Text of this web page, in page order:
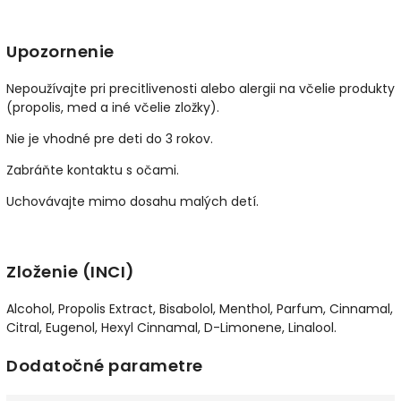
Upozornenie
Nepoužívajte pri precitlivenosti alebo alergii na včelie produkty
(propolis, med a iné včelie zložky).
Nie je vhodné pre deti do 3 rokov.
Zabráňte kontaktu s očami.
Uchovávajte mimo dosahu malých detí.
Zloženie (INCI)
Alcohol, Propolis Extract, Bisabolol, Menthol, Parfum, Cinnamal,
Citral, Eugenol, Hexyl Cinnamal, D-Limonene, Linalool.
Dodatočné parametre